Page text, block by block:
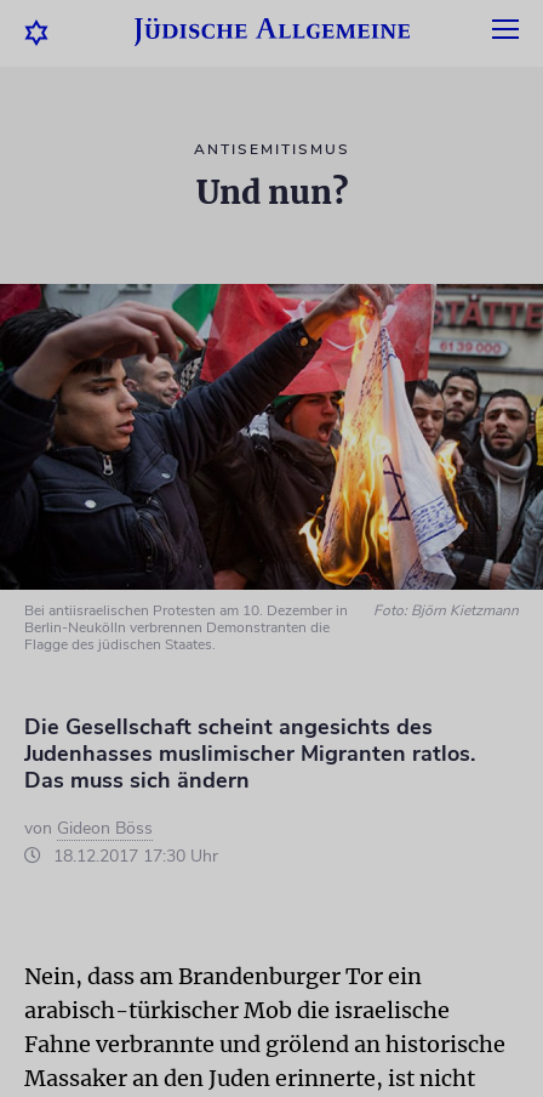
ANTISEMITISMUS
Und nun?
Bei antiisraelischen Protesten am 10. Dezember in
Berlin-Neukölln verbrennen Demonstranten die
Flagge des jüdischen Staates.
Foto: Björn Kietzmann
Die Gesellschaft scheint angesichts des
Judenhasses muslimischer Migranten ratlos.
Das muss sich ändern
von Gideon Böss
18.12.2017 17:30 Uhr
Nein, dass am Brandenburger Tor ein
arabisch-türkischer Mob die israelische
Fahne verbrannte und grölend an historische
Massaker an den Juden erinnerte, ist nicht